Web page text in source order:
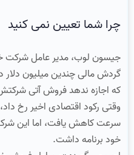
چرا شما تعیین نمی کنید
جیسون لوب، مدیر عامل شرکت
گردش مالی چندین میلیون دلار
که اجازه ندهد فروش آتی
وقتی رکود اقتصادی اخیر رخ
سرعت کاهش یافت، اما این شرکت
خود برنامه داشت.